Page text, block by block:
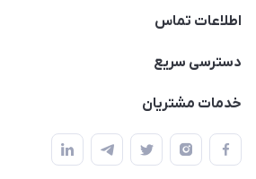
اطلاعات تماس
09170030302
تجاری بین الحرمین - طبقه همکف - پلاک 99a
دسترسی سریع
حساب کاربری
لیست محصولات
خدمات مشتریان
قوانین و مقررات
حریم خصوصی